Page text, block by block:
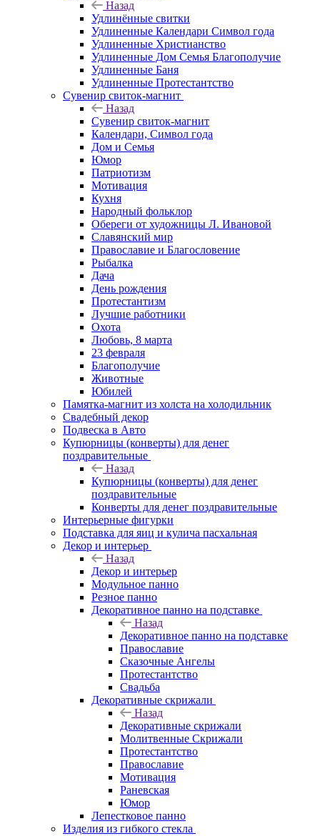
Назад
Удлинённые свитки
Удлиненные Календари Символ года
Удлиненные Христианство
Удлиненные Дом Семья Благополучие
Удлиненные Баня
Удлиненные Протестантство
Сувенир свиток-магнит
Назад
Сувенир свиток-магнит
Календари, Символ года
Дом и Семья
Юмор
Патриотизм
Мотивация
Кухня
Народный фольклор
Обереги от художницы Л. Ивановой
Славянский мир
Православие и Благословение
Рыбалка
Дача
День рождения
Протестантизм
Лучшие работники
Охота
Любовь, 8 марта
23 февраля
Благополучие
Животные
Юбилей
Памятка-магнит из холста на холодильник
Свадебный декор
Подвеска в Авто
Купюрницы (конверты) для денег
поздравительные
Назад
Купюрницы (конверты) для денег
поздравительные
Конверты для денег поздравительные
Интерьерные фигурки
Подставка для яиц и кулича пасхальная
Декор и интерьер
Назад
Декор и интерьер
Модульное панно
Резное панно
Декоративное панно на подставке
Назад
Декоративное панно на подставке
Православие
Сказочные Ангелы
Протестантство
Свадьба
Декоративные скрижали
Назад
Декоративные скрижали
Молитвенные Скрижали
Протестантство
Православие
Мотивация
Раневская
Юмор
Лепестковое панно
Изделия из гибкого стекла